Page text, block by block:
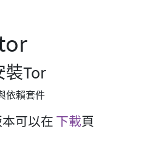
Tor
依賴套件
可以在 下載頁